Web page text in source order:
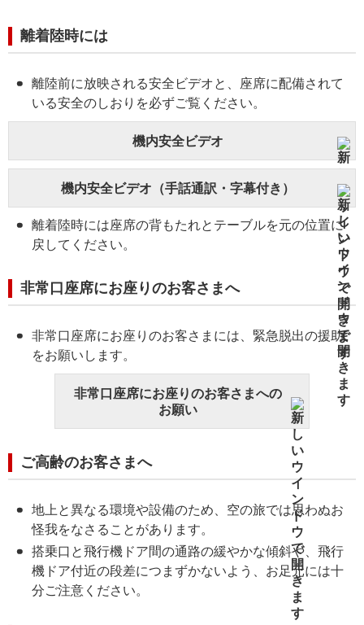
離着陸時には
離陸前に放映される安全ビデオと、座席に配備されて
いる安全のしおりを必ずご覧ください。
機内安全ビデオ
機内安全ビデオ（手話通訳・字幕付き）
離着陸時には座席の背もたれとテーブルを元の位置に
戻してください。
非常口座席にお座りのお客さまへ
非常口座席にお座りのお客さまには、緊急脱出の援助
をお願いします。
非常口座席にお座りのお客さまへの
お願い
ご高齢のお客さまへ
地上と異なる環境や設備のため、空の旅では思わぬお
怪我をなさることがあります。
搭乗口と飛行機ドア間の通路の緩やかな傾斜や、飛行
機ドア付近の段差につまずかないよう、お足元には十
分ご注意ください。